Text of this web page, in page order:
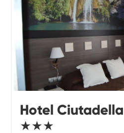
Hotel Ciutadella
★★★